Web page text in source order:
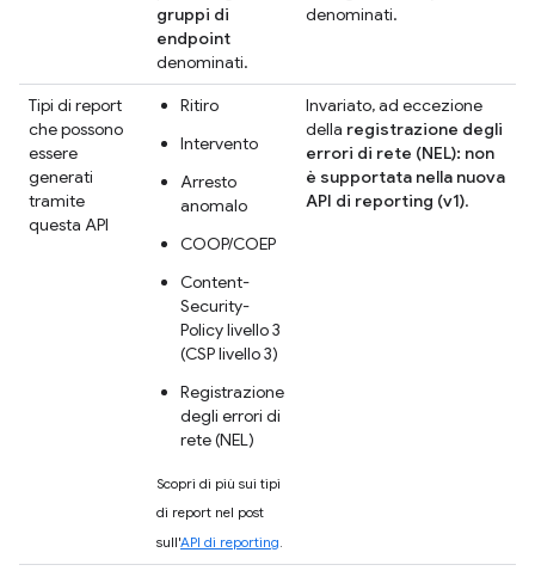
gruppi di
endpoint
denominati.
denominati.
Tipi di report
che possono
essere
generati
tramite
questa API
Ritiro
Intervento
Arresto
anomalo
COOP/COEP
Content-
Security-
Policy livello 3
(CSP livello 3)
Registrazione
degli errori di
rete (NEL)
Scopri di più sui tipi
di report nel post
sull'API di reporting.
Invariato, ad eccezione
della registrazione degli
errori di rete (NEL): non
è supportata nella nuova
API di reporting (v1).